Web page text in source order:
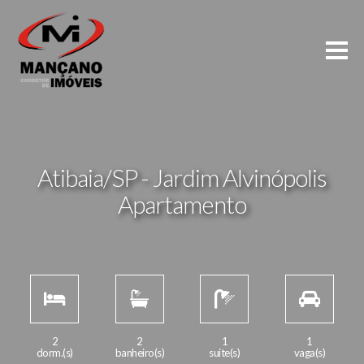
Atibaia/SP - Jardim Alvinópolis
Apartamento
2
dorm.(s)
2
banheiro(s)
1
suite(s)
1
vaga(s)